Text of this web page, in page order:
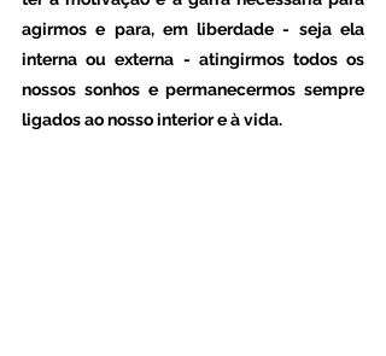
agirmos e para, em liberdade - seja ela
interna ou externa - atingirmos todos os
nossos sonhos e permanecermos sempre
ligados ao nosso interior e à vida.